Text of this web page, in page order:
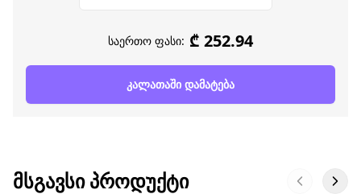
საერთო ფასი: ₾ 252.94
კალათაში დამატება
ᲛᲡᲒᲐᲕᲡᲘ ᲞᲠᲝᲓᲣᲥᲢᲘ